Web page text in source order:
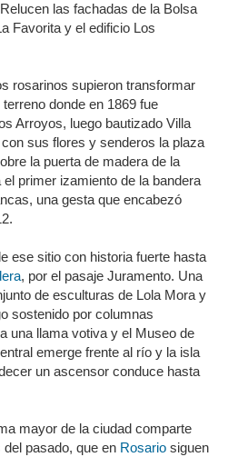
las fachadas de la Bolsa
Favorita y el edificio Los
rosarinos supieron transformar
donde en 1869 fue
Arroyos, luego bautizado Villa
con sus flores y senderos la plaza
la puerta de madera de la
primer izamiento de la bandera
una gesta que encabezó
ese sitio con historia fuerte hasta
, por el pasaje Juramento. Una
de esculturas de Lola Mora y
sostenido por columnas
una llama votiva y el Museo de
emerge frente al río y la isla
un ascensor conduce hasta
mayor de la ciudad comparte
pasado, que en Rosario siguen